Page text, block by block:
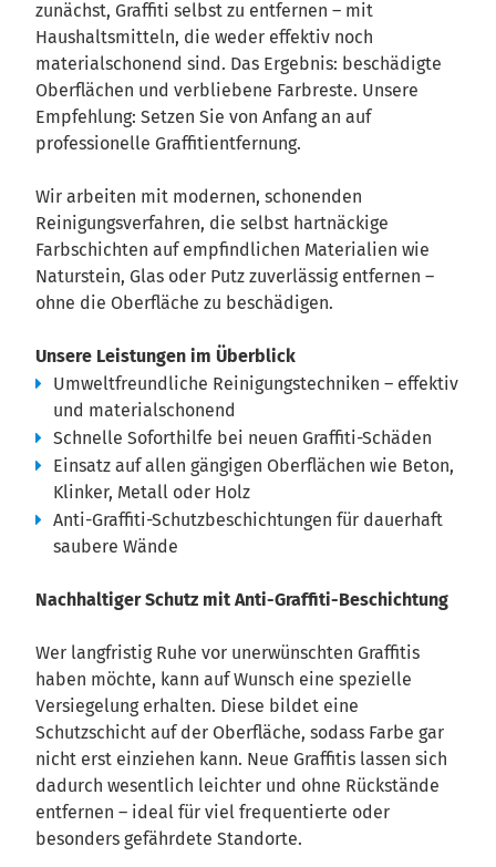
zunächst, Graffiti selbst zu entfernen – mit
Haushaltsmitteln, die weder effektiv noch
materialschonend sind. Das Ergebnis: beschädigte
Oberflächen und verbliebene Farbreste. Unsere
Empfehlung: Setzen Sie von Anfang an auf
professionelle Graffitientfernung.
Wir arbeiten mit modernen, schonenden
Reinigungsverfahren, die selbst hartnäckige
Farbschichten auf empfindlichen Materialien wie
Naturstein, Glas oder Putz zuverlässig entfernen –
ohne die Oberfläche zu beschädigen.
Unsere Leistungen im Überblick
Umweltfreundliche Reinigungstechniken – effektiv
und materialschonend
Schnelle Soforthilfe bei neuen Graffiti-Schäden
Einsatz auf allen gängigen Oberflächen wie Beton,
Klinker, Metall oder Holz
Anti-Graffiti-Schutzbeschichtungen für dauerhaft
saubere Wände
Nachhaltiger Schutz mit Anti-Graffiti-Beschichtung
Wer langfristig Ruhe vor unerwünschten Graffitis
haben möchte, kann auf Wunsch eine spezielle
Versiegelung erhalten. Diese bildet eine
Schutzschicht auf der Oberfläche, sodass Farbe gar
nicht erst einziehen kann. Neue Graffitis lassen sich
dadurch wesentlich leichter und ohne Rückstände
entfernen – ideal für viel frequentierte oder
besonders gefährdete Standorte.